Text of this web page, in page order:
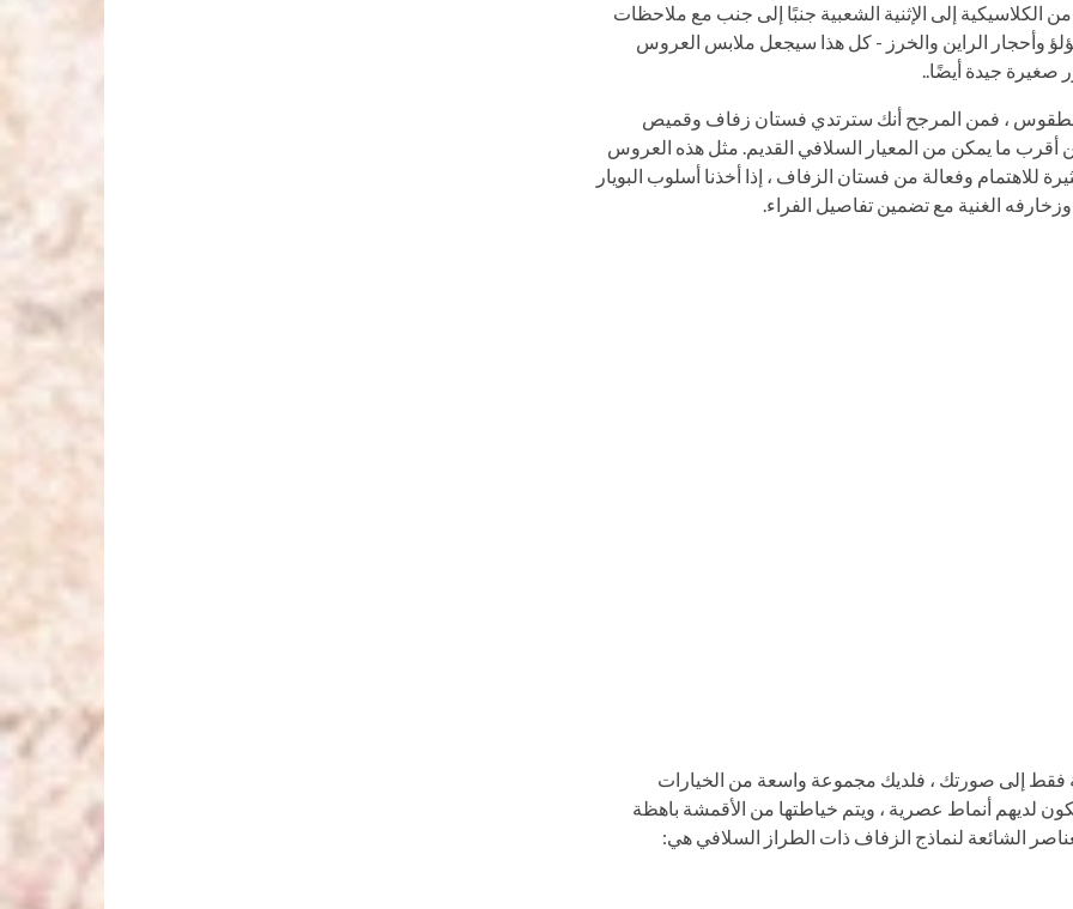
الكلاسيكية إلى الإثنية الشعبية جنبًا إلى جنب مع ملاحظات
وأحجار الراين والخرز - كل هذا سيجعل ملابس العروس
، فمن المرجح أنك سترتدي فستان زفاف وقميص
ما يمكن من المعيار السلافي القديم. مثل هذه العروس
وفعالة من فستان الزفاف ، إذا أخذنا أسلوب البويار
الغنية مع تضمين تفاصيل الفراء.
فقط إلى صورتك ، فلديك مجموعة واسعة من الخيارات
لديهم أنماط عصرية ، ويتم خياطتها من الأقمشة باهظة
الشائعة لنماذج الزفاف ذات الطراز السلافي هي: